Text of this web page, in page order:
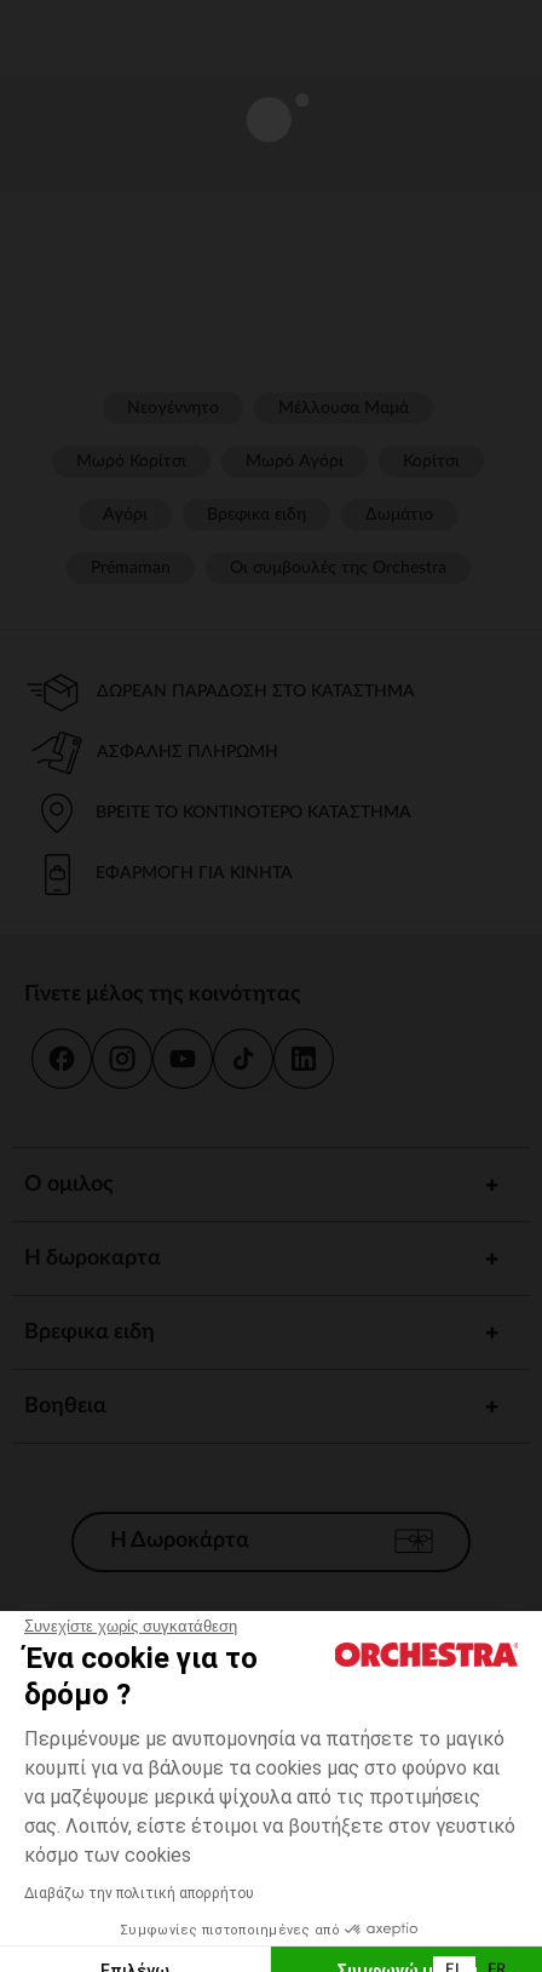
Συνεχίστε χωρίς συγκατάθεση
Ένα cookie για το
δρόμο ?
Περιμένουμε με ανυπομονησία να πατήσετε το μαγικό
κουμπί για να βάλουμε τα cookies μας στο φούρνο και
να μαζέψουμε μερικά ψίχουλα από τις προτιμήσεις
σας. Λοιπόν, είστε έτοιμοι να βουτήξετε στον γευστικό
κόσμο των cookies
Διαβάζω την πολιτική απορρήτου
Συμφωνίες πιστοποιημένες από
Λευκό
3
Δυνατότητα πληρωμής με
ΠΡΟΣΘΉΚΗ ΣΤΟ ΚΑΛΆΘΙ
ΔΩΡΕΆΝ ΠΑΡΆΔΟΣΗ ΣΤΟ ΚΑΤΆΣΤΗΜΑ
ΑΣΦΑΛΉΣ ΠΛΗΡΩΜΉ
ΒΡΕΊΤΕ ΤΟ ΚΟΝΤΙΝΌΤΕΡΟ ΚΑΤΆΣΤΗΜΑ
ΕΦΑΡΜΟΓΉ ΓΙΑ ΚΙΝΗΤΆ
Γίνετε μέλος της κοινότητας
Ο ομιλος
Η δωροκαρτα
Βρεφικα ειδη
Βοηθεια
Η Δωροκάρτα
Γενικοί 'Οροι Πώλησης
*Εμπορικες προσφορες
Προσωπικά δεδομένα
Διαχείρηση των cookies
Προσβασιμότητα: μη συμμορφούμενη
H Orchestra συμμετέχει στον κωδικά δεοντολογίας και στο σύστημα
μεσολάβησης της Γαλλικής Ομοσπονδίας Ηλεκτρονικού Εμπορίου.